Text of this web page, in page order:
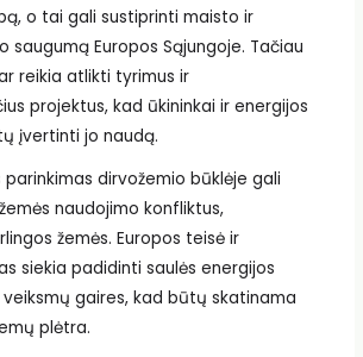
o tai gali sustiprinti maisto ir
saugumą Europos Sąjungoje. Tačiau
reikia atlikti tyrimus ir
projektus, kad ūkininkai ir energijos
įvertinti jo naudą.
parinkimas dirvožemio būklėje gali
naudojimo konfliktus,
žemės. Europos teisė ir
siekia padidinti saulės energijos
gaires, kad būtų skatinama
plėtra.